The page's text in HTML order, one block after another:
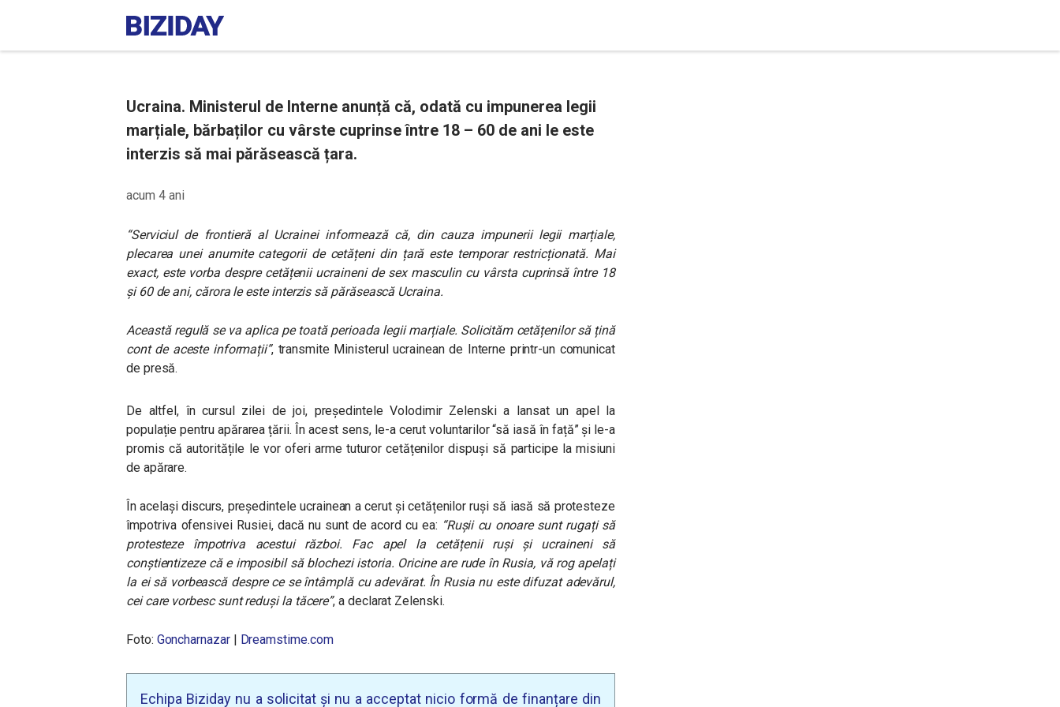
Ucraina. Ministerul de Interne anunță că, odată cu impunerea legii
marțiale, bărbaților cu vârste cuprinse între 18 – 60 de ani le este
interzis să mai părăsească țara.
acum 4 ani
“Serviciul de frontieră al Ucrainei informează că, din cauza impunerii legii marțiale,
plecarea unei anumite categorii de cetățeni din țară este temporar restricționată. Mai
exact, este vorba despre cetățenii ucraineni de sex masculin cu vârsta cuprinsă între 18
și 60 de ani, cărora le este interzis să părăsească Ucraina.
Această regulă se va aplica pe toată perioada legii marțiale. Solicităm cetățenilor să țină
cont de aceste informații”, transmite Ministerul ucrainean de Interne printr-un comunicat
de presă.
De altfel, în cursul zilei de joi, președintele Volodimir Zelenski a lansat un apel la
populație pentru apărarea țării. În acest sens, le-a cerut voluntarilor “să iasă în față” și le-a
promis că autoritățile le vor oferi arme tuturor cetățenilor dispuși să participe la misiuni
de apărare.
În același discurs, președintele ucrainean a cerut și cetățenilor ruși să iasă să protesteze
împotriva ofensivei Rusiei, dacă nu sunt de acord cu ea: “Rușii cu onoare sunt rugați să
protesteze împotriva acestui război. Fac apel la cetățenii ruși și ucraineni să
conștientizeze că e imposibil să blochezi istoria. Oricine are rude în Rusia, vă rog apelați
la ei să vorbească despre ce se întâmplă cu adevărat. În Rusia nu este difuzat adevărul,
cei care vorbesc sunt reduși la tăcere”, a declarat Zelenski.
Foto: Goncharnazar | Dreamstime.com
Echipa Biziday nu a solicitat și nu a acceptat nicio formă de finanțare din